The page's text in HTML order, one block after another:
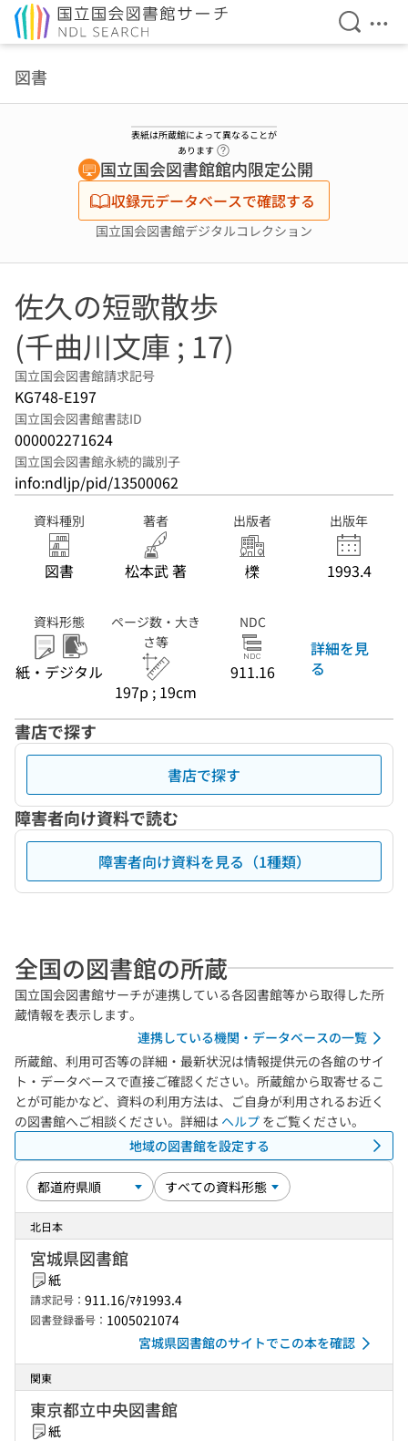
検索を
メ
図書
表紙は所蔵館によって異なることが
あります
国立国会図書館館内限定公開
収録元データベースで確認する
国立国会図書館デジタルコレクション
佐久の短歌散歩
(千曲川文庫 ; 17)
国立国会図書館請求記号
KG748-E197
国立国会図書館書誌ID
000002271624
国立国会図書館永続的識別子
info:ndljp/pid/13500062
資料種別
図書
著者
松本武 著
出版者
櫟
出版年
1993.4
資料形態
紙・デジタル
ページ数・大き
さ等
197p ; 19cm
NDC
911.16
詳細を見
る
書店で探す
書店で探す
障害者向け資料で読む
障害者向け資料を見る（1種類）
全国の図書館の所蔵
国立国会図書館サーチが連携している各図書館等から取得した所
蔵情報を表示します。
連携している機関・データベースの一覧
所蔵館、利用可否等の詳細・最新状況は情報提供元の各館のサイ
ト・データベースで直接ご確認ください。所蔵館から取寄せるこ
とが可能かなど、資料の利用方法は、ご自身が利用されるお近く
の図書館へご相談ください。詳細は ヘルプ をご覧ください。
地域の図書館を設定する
北日本
宮城県図書館
紙
請求記号： 911.16/ﾏﾀ1993.4
図書登録番号： 1005021074
宮城県図書館のサイトでこの本を確認
関東
東京都立中央図書館
紙